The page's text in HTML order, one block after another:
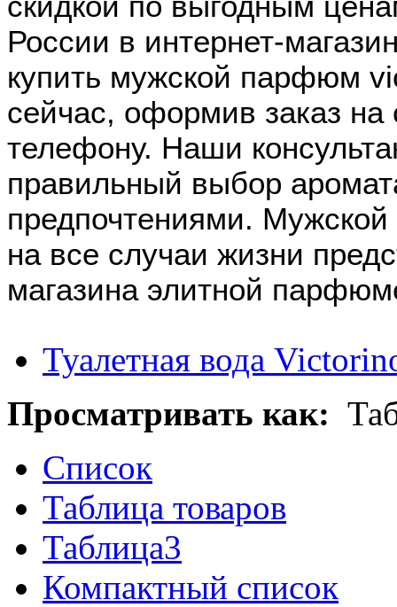
России в интернет-
купить мужской парфюм
сейчас, оформив заказ на
телефону. Наши
правильный выбор
предпочтениями.
на все случаи жизни
магазина элитной
Туалетная вода
Просматривать как:
Список
Таблица товаров
Таблица3
Компактный список